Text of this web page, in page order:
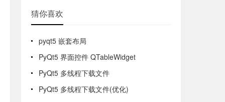
猜你喜欢
pyqt5 嵌套布局
PyQt5 界面控件 QTableWidget
PyQt5 多线程下载文件
PyQt5 多线程下载文件(优化)